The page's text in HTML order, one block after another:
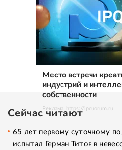
Место встречи
индустрий и
собственности
Реклама. https://ipquorum.ru
Сейчас читают
65 лет первому суточному
испытал Герман Титов в